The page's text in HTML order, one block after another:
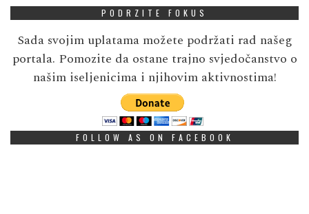
PODRZITE FOKUS
Sada svojim uplatama možete podržati rad našeg
portala. Pomozite da ostane trajno svjedočanstvo o
našim iseljenicima i njihovim aktivnostima!
FOLLOW AS ON FACEBOOK